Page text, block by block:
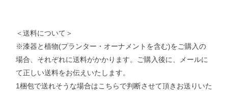
＜送料について＞
※漆器と植物(プランター・オーナメントを含む)をご購入の
場合、それぞれに送料がかかります。ご購入後に、メールに
て正しい送料をお伝えいたします。
1梱包で送れそうな場合はこちらで判断させて頂きお送りいた